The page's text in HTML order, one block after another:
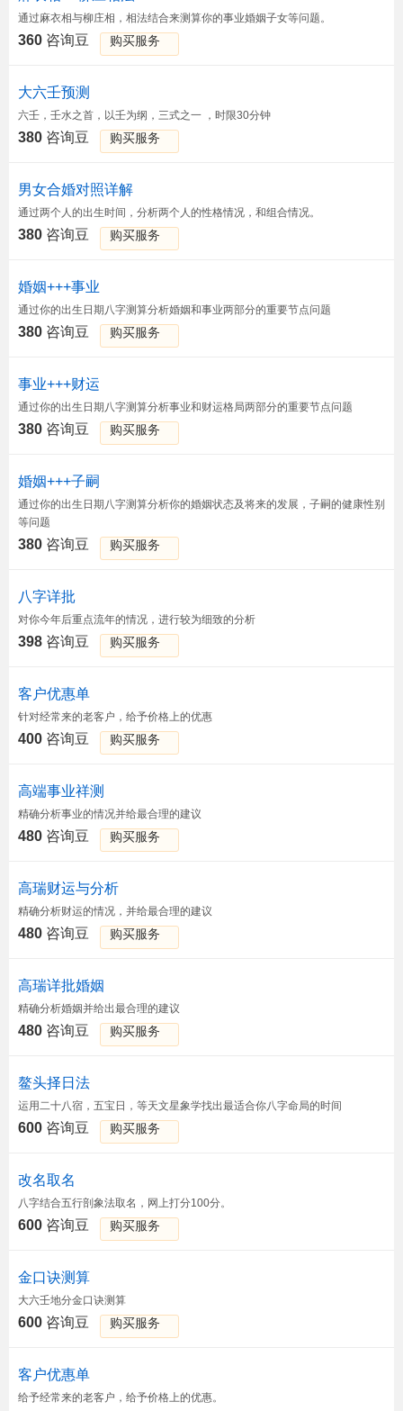
通过麻衣相与柳庄相，相法结合来测算你的事业婚姻子女等问题。
360 咨询豆 购买服务
大六壬预测
六壬，壬水之首，以壬为纲，三式之一 ，时限30分钟
380 咨询豆 购买服务
男女合婚对照详解
通过两个人的出生时间，分析两个人的性格情况，和组合情况。
380 咨询豆 购买服务
婚姻+++事业
通过你的出生日期八字测算分析婚姻和事业两部分的重要节点问题
380 咨询豆 购买服务
事业+++财运
通过你的出生日期八字测算分析事业和财运格局两部分的重要节点问题
380 咨询豆 购买服务
婚姻+++子嗣
通过你的出生日期八字测算分析你的婚姻状态及将来的发展，子嗣的健康性别
等问题
380 咨询豆 购买服务
八字详批
对你今年后重点流年的情况，进行较为细致的分析
398 咨询豆 购买服务
客户优惠单
针对经常来的老客户，给予价格上的优惠
400 咨询豆 购买服务
高端事业祥测
精确分析事业的情况并给最合理的建议
480 咨询豆 购买服务
高瑞财运与分析
精确分析财运的情况，并给最合理的建议
480 咨询豆 购买服务
高瑞详批婚姻
精确分析婚姻并给出最合理的建议
480 咨询豆 购买服务
鳌头择日法
运用二十八宿，五宝日，等天文星象学找出最适合你八字命局的时间
600 咨询豆 购买服务
改名取名
八字结合五行剖象法取名，网上打分100分。
600 咨询豆 购买服务
金口诀测算
大六壬地分金口诀测算
600 咨询豆 购买服务
客户优惠单
给予经常来的老客户，给予价格上的优惠。